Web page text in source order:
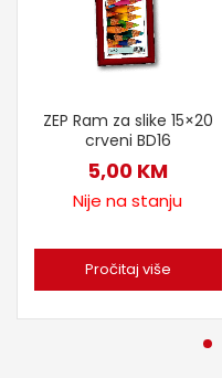
ZEP Ram za slike 15×20
crveni BD16
5,00 KM
Nije na stanju
Pročitaj više